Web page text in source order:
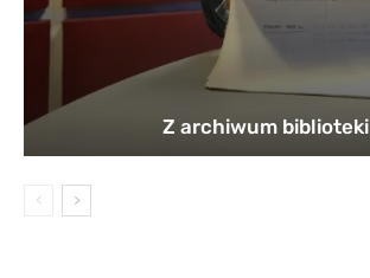
Z archiwum biblioteki